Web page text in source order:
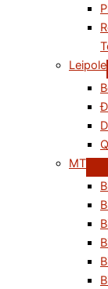
Leipole
MT